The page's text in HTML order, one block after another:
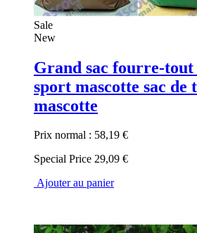
Sale
New
Grand sac fourre-tout
sport mascotte sac de
mascotte
Prix normal : 58,19 €
Special Price 29,09 €
Ajouter au panier